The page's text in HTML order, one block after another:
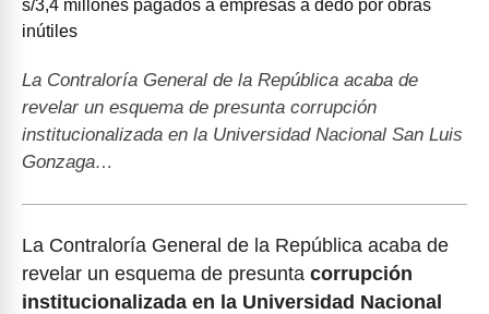
La Contraloría General de la República acaba de
revelar un esquema de presunta corrupción
institucionalizada en la Universidad Nacional San Luis
Gonzaga…
La Contraloría General de la República acaba de
revelar un esquema de presunta corrupción
institucionalizada en la Universidad Nacional